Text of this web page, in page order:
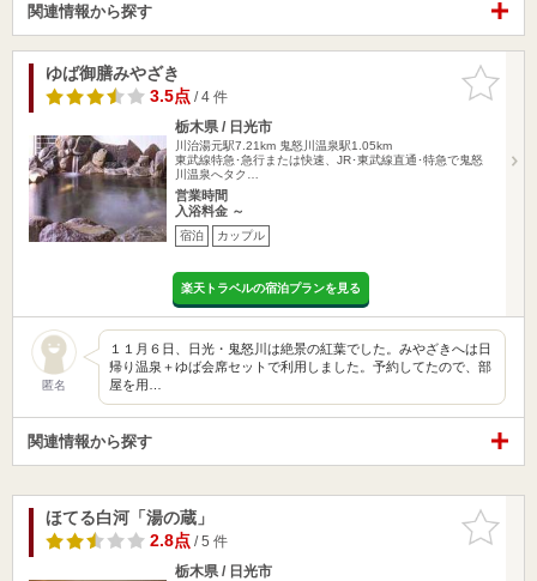
関連情報から探す
お気に入
りに追加
ゆば御膳みやざき
3.5点/ 4 件
栃木県 / 日光市
川治湯元駅7.21km 鬼怒川温泉駅1.05km
東武線特急･急行または快速、JR･東武線直通･特急で鬼怒
川温泉へタク…
営業時間
入浴料金 ～
宿泊 カップル
楽天トラベルの宿泊プランを見る
匿名
１１月６日、日光・鬼怒川は絶景の紅葉でした。みやざきへは日
帰り温泉＋ゆば会席セットで利用しました。予約してたので、部
屋を用…
関連情報から探す
お気に入
りに追加
ほてる白河「湯の蔵」
2.8点/ 5 件
栃木県 / 日光市